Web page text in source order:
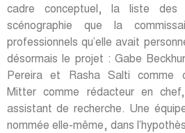
cadre conceptuel, la liste
scénographie que la
professionnels qu’elle avait
désormais le projet : Gabe
Pereira et Rasha Salti comme
Mitter comme rédacteur en
assistant de recherche. Une
nommée elle-même, dans